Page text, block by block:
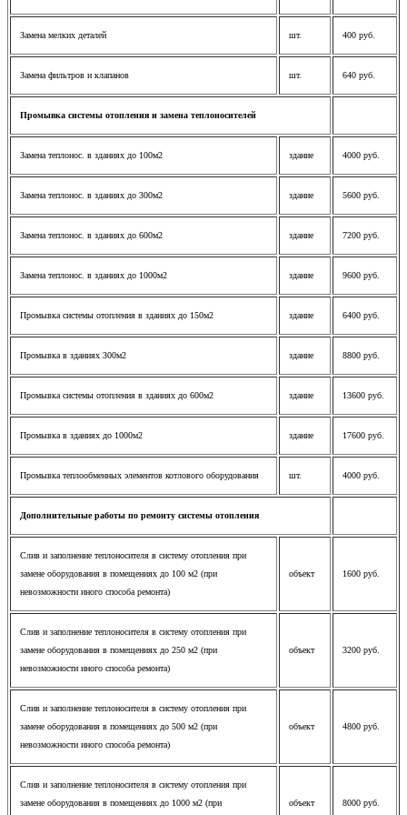
Замена мелких деталей шт. 400 руб.
Замена фильтров и клапанов шт. 640 руб.
Промывка системы отопления и замена теплоносителей
Замена теплонос. в зданиях до 100м2 здание 4000 руб.
Замена теплонос. в зданиях до 300м2 здание 5600 руб.
Замена теплонос. в зданиях до 600м2 здание 7200 руб.
Замена теплонос. в зданиях до 1000м2 здание 9600 руб.
Промывка системы отопления в зданиях до 150м2 здание 6400 руб.
Промывка в зданиях 300м2 здание 8800 руб.
Промывка системы отопления в зданиях до 600м2 здание 13600 руб.
Промывка в зданиях до 1000м2 здание 17600 руб.
Промывка теплообменных элементов котлового оборудования шт. 4000 руб.
Дополнительные работы по ремонту системы отопления
Слив и заполнение теплоносителя в систему отопления при
замене оборудования в помещениях до 100 м2 (при
невозможности иного способа ремонта)
объект 1600 руб.
Слив и заполнение теплоносителя в систему отопления при
замене оборудования в помещениях до 250 м2 (при
невозможности иного способа ремонта)
объект 3200 руб.
Слив и заполнение теплоносителя в систему отопления при
замене оборудования в помещениях до 500 м2 (при
невозможности иного способа ремонта)
объект 4800 руб.
Слив и заполнение теплоносителя в систему отопления при
замене оборудования в помещениях до 1000 м2 (при
объект 8000 руб.